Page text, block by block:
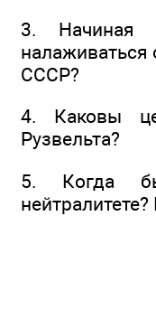
3. Начиная
СССР?
4. Каковы
Рузвельта?
5. Когда